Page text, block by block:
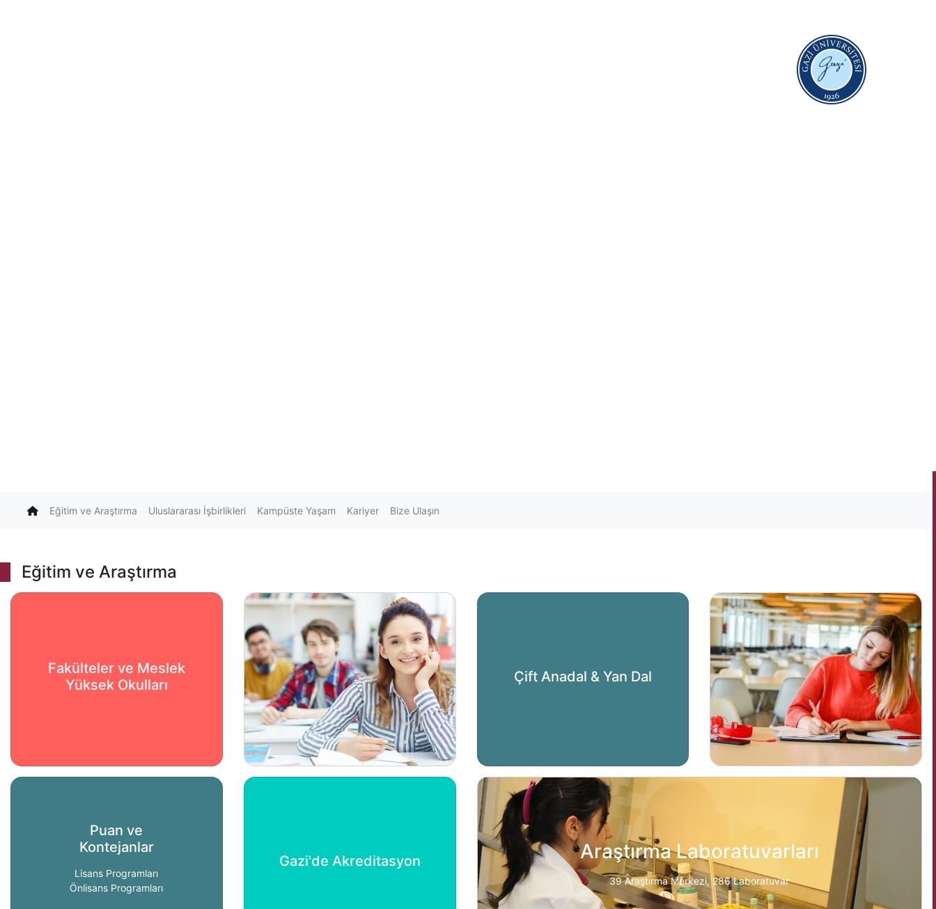
(current)
Eğitim ve Araştırma Uluslararası İşbirlikleri Kampüste Yaşam Kariyer Bize Ulaşın
Eğitim ve Araştırma
Fakülteler ve Meslek
Yüksek Okulları
Çift Anadal & Yan Dal
Puan ve
Kontejanlar
Lisans Programları
Önlisans Programları
Gazi'de Akreditasyon Araştırma Laboratuvarları
39 Araştırma Merkezi, 286 Laboratuvar